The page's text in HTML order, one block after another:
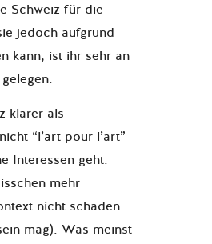
Schweiz für die
jedoch aufgrund
kann, ist ihr sehr an
klarer als
“l’art pour l’art”
Interessen geht.
mehr
nicht schaden
mag). Was meinst